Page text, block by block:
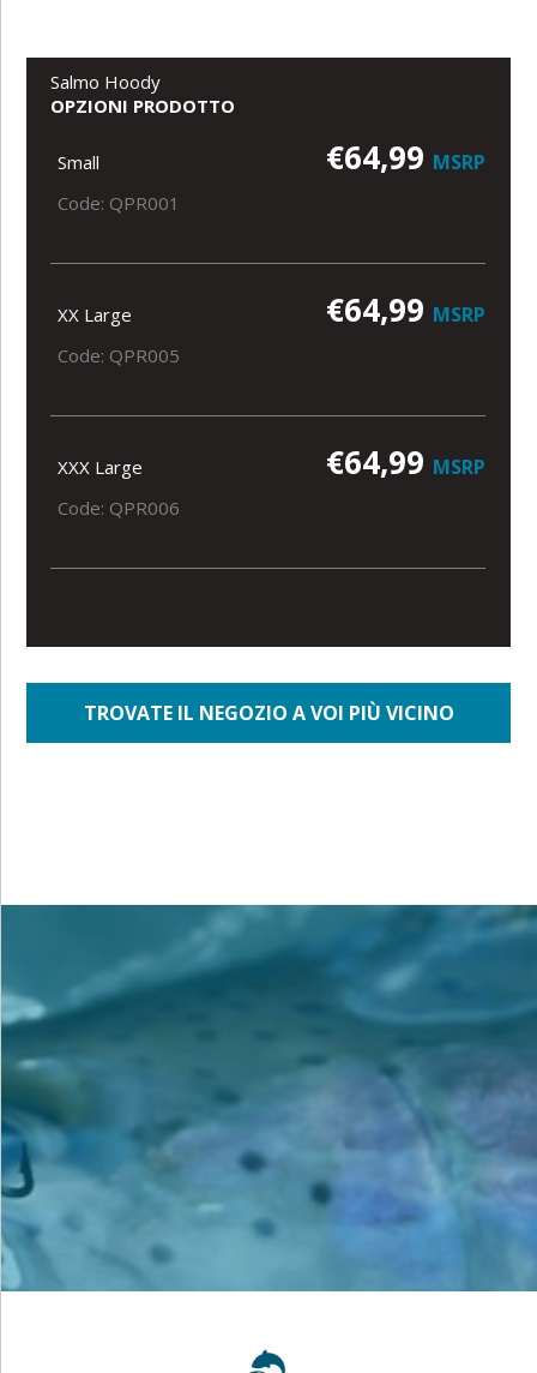
Salmo Hoody
OPZIONI PRODOTTO
Small €64,99 MSRP
Code: QPR001
XX Large €64,99 MSRP
Code: QPR005
XXX Large €64,99 MSRP
Code: QPR006
TROVATE IL NEGOZIO A VOI PIÙ VICINO